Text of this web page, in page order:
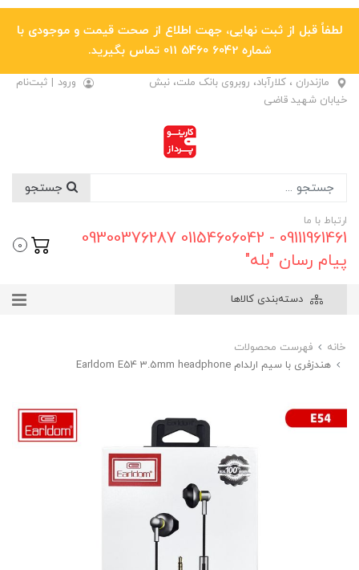
لطفاً قبل از ثبت نهایی، جهت اطلاع از صحت قیمت و موجودی با
شماره 6042 5460 011 تماس بگیرید.
مازندران ، کلارآباد، روبروی بانک ملت، نبش
خیابان شهید قاضی
ورود | ثبت‌نام
ارتباط با ما
09111961461 - 01154606042 09300376287
پیام رسان "بله"
0
دسته‌بندی کالاها
خانه
فهرست محصولات
هندزفری با سیم ارلدام Earldom E54 3.5mm headphone